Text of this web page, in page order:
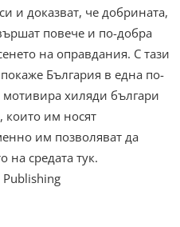
и доказват, че добрината,
повече и по-добра
на оправдания. С тази
България в една по-
мотивира хиляди българи
които им носят
им позволяват да
на средата тук.
Publishing